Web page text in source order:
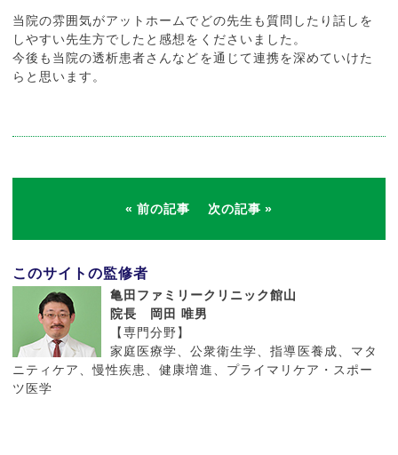
当院の雰囲気がアットホームでどの先生も質問したり話しを
しやすい先生方でしたと感想をくださいました。
今後も当院の透析患者さんなどを通じて連携を深めていけた
らと思います。
前の記事 次の記事
このサイトの監修者
亀田ファミリークリニック館山
院長 岡田 唯男
【専門分野】
家庭医療学、公衆衛生学、指導医養成、マタ
ニティケア、慢性疾患、健康増進、プライマリケア・スポー
ツ医学